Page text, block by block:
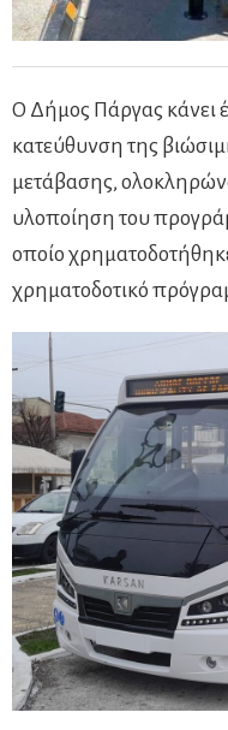
Ο Δήμος Πάργας κάνει
κατεύθυνση της
μετάβασης,
υλοποίηση του
οποίο
χρηματοδοτικό